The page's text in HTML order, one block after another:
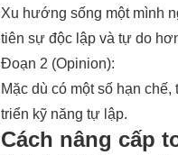
Xu hướng sống một mình
tiên sự độc lập và tự do
Đoạn 2 (Opinion):
Mặc dù có một số hạn
triển kỹ năng tự lập.
Cách nâng cấp